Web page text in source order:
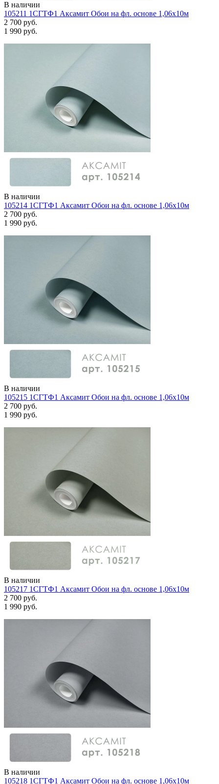
В наличии
105211 1СГТФ1 Аксамит Обои на фл. основе 1,06х10м
2 700 руб.
1 990 руб.
В наличии
105214 1СГТФ1 Аксамит Обои на фл. основе 1,06х10м
2 700 руб.
1 990 руб.
В наличии
105215 1СГТФ1 Аксамит Обои на фл. основе 1,06х10м
2 700 руб.
1 990 руб.
В наличии
105217 1СГТФ1 Аксамит Обои на фл. основе 1,06х10м
2 700 руб.
1 990 руб.
В наличии
105218 1СГТФ1 Аксамит Обои на фл. основе 1,06х10м